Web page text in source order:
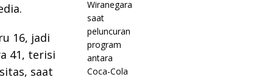
16, jadi
41, terisi
saat